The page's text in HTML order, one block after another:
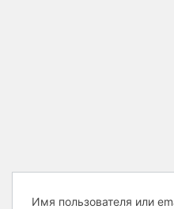
Имя пользователя или